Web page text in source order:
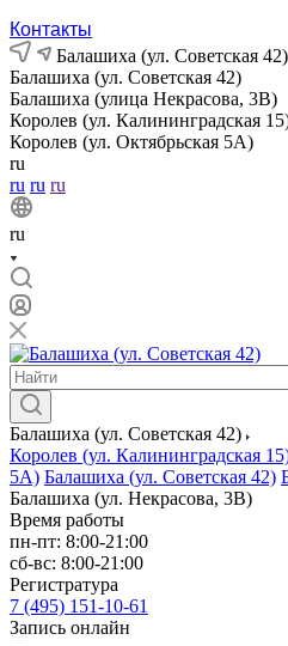
Контакты
Балашиха (ул. Советская 42)
Балашиха (ул. Советская 42)
Балашиха (улица Некрасова, 3В)
Королев (ул. Калининградская
Королев (ул. Октябрьская 5А)
ru
ru ru ru
ru
Балашиха (ул. Советская 42)
Королев (ул. Калининградская
5А) Балашиха (ул. Советская 42)
Балашиха (ул. Некрасова, 3В)
Время работы
пн-пт: 8:00-21:00
сб-вс: 8:00-21:00
Регистратура
7 (495) 151-10-61
Запись онлайн